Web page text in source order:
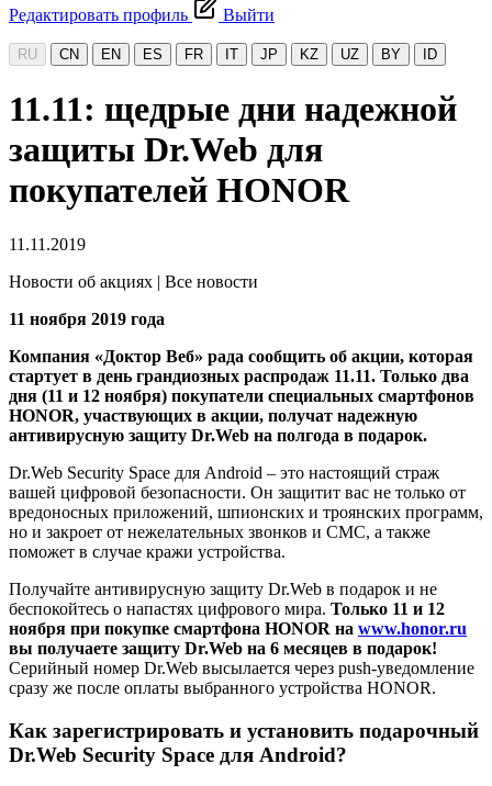
Редактировать профиль
Выйти
RU CN EN ES FR IT JP KZ UZ BY ID
11.11: щедрые дни надежной
защиты Dr.Web для
покупателей HONOR
11.11.2019
Новости об акциях | Все новости
11 ноября 2019 года
Компания «Доктор Веб» рада сообщить об акции, которая
стартует в день грандиозных распродаж 11.11. Только два
дня (11 и 12 ноября) покупатели специальных смартфонов
HONOR, участвующих в акции, получат надежную
антивирусную защиту Dr.Web на полгода в подарок.
Dr.Web Security Space для Android – это настоящий страж
вашей цифровой безопасности. Он защитит вас не только от
вредоносных приложений, шпионских и троянских программ,
но и закроет от нежелательных звонков и СМС, а также
поможет в случае кражи устройства.
Получайте антивирусную защиту Dr.Web в подарок и не
беспокойтесь о напастях цифрового мира. Только 11 и 12
ноября при покупке смартфона HONOR на www.honor.ru
вы получаете защиту Dr.Web на 6 месяцев в подарок!
Серийный номер Dr.Web высылается через push-уведомление
сразу же после оплаты выбранного устройства HONOR.
Как зарегистрировать и установить подарочный
Dr.Web Security Space для Android?